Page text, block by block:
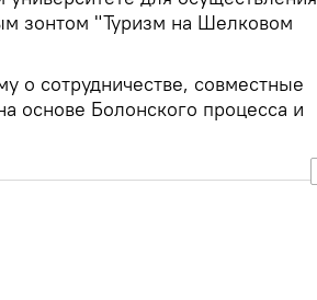
зонтом "Туризм на Шелковом
о сотрудничестве, совместные
основе Болонского процесса и